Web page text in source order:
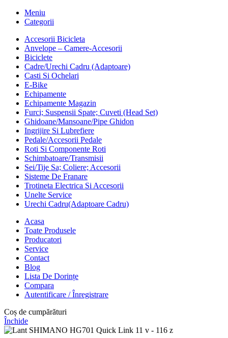
Meniu
Categorii
Accesorii Bicicleta
Anvelope – Camere-Accesorii
Biciclete
Cadre/Urechi Cadru (Adaptoare)
Casti Si Ochelari
E-Bike
Echipamente
Echipamente Magazin
Furci; Suspensii Spate; Cuveti (Head Set)
Ghidoane/Mansoane/Pipe Ghidon
Ingrijire Si Lubrefiere
Pedale/Accesorii Pedale
Roti Si Componente Roti
Schimbatoare/Transmisii
Sei/Tije Sa; Coliere; Accesorii
Sisteme De Franare
Trotineta Electrica Si Accesorii
Unelte Service
Urechi Cadru(Adaptoare Cadru)
Acasa
Toate Produsele
Producatori
Service
Contact
Blog
Lista De Dorințe
Compara
Autentificare / Înregistrare
Coș de cumpărături
Închide